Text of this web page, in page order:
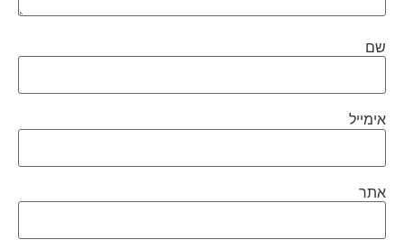
שם
אימייל
אתר